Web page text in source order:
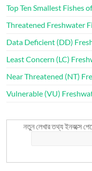
Top Ten Smallest Fishes
Threatened Freshwater
Data Deficient (DD)
Least Concern (LC)
Near Threatened (NT)
Vulnerable (VU)
নতুন লেখার তথ্য ইনবক্সে